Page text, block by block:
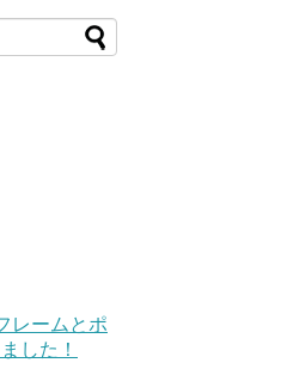
レームとポ
した！